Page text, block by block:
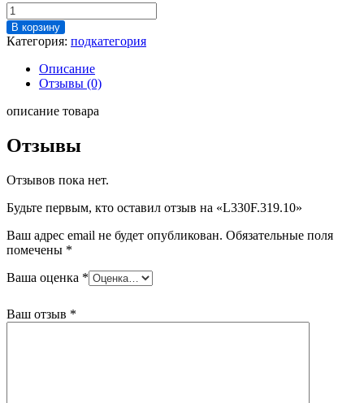
Количество
товара
L330F.319.10
В корзину
Категория: подкатегория
Описание
Отзывы (0)
описание товара
Отзывы
Отзывов пока нет.
Будьте первым, кто оставил отзыв на «L330F.319.10»
Ваш адрес email не будет опубликован. Обязательные поля
помечены *
Ваша оценка *
Ваш отзыв *